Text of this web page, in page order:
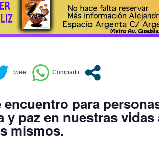
para
y paz en nuestras
mismos.